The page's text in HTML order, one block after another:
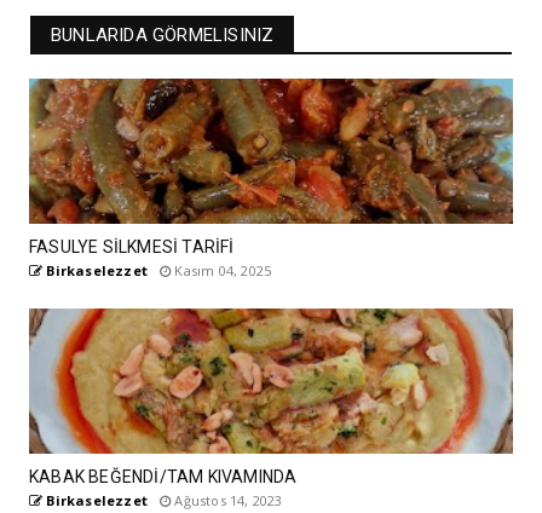
BUNLARIDA GÖRMELISINIZ
FASULYE SİLKMESİ TARİFİ
Birkaselezzet Kasım 04, 2025
KABAK BEĞENDİ/TAM KIVAMINDA
Birkaselezzet Ağustos 14, 2023